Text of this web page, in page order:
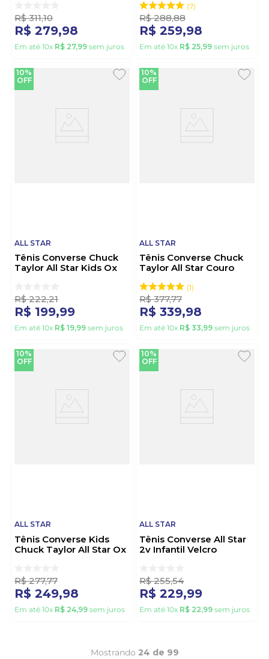
R$ 311,10
R$ 279,98
Em até 10x R$ 27,99 sem juros
Preto
7
R$ 288,88
R$ 259,98
Em até 10x R$ 25,99 sem juros
10%
OFF
ALL STAR
Tênis Converse Chuck
Taylor All Star Kids Ox
R$ 222,21
R$ 199,99
Em até 10x R$ 19,99 sem juros
10%
OFF
ALL STAR
Tênis Converse Chuck
Taylor All Star Couro
Preto
1
R$ 377,77
R$ 339,98
Em até 10x R$ 33,99 sem juros
10%
OFF
ALL STAR
Tênis Converse Kids
Chuck Taylor All Star Ox
R$ 277,77
R$ 249,98
Em até 10x R$ 24,99 sem juros
10%
OFF
ALL STAR
Tênis Converse All Star
2v Infantil Velcro
R$ 255,54
R$ 229,99
Em até 10x R$ 22,99 sem juros
Mostrando 24 de 99